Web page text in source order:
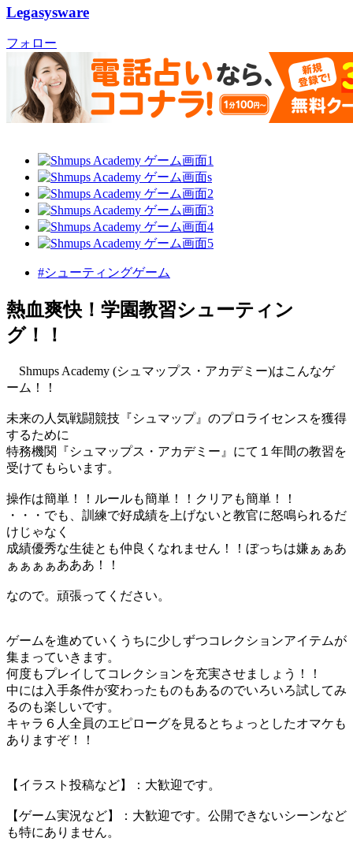
Legasysware
フォロー
#シューティングゲーム
熱血爽快！学園教習シューティン
グ！！
Shmups Academy (シュマップス・アカデミー)はこんなゲ
ーム！！
未来の人気戦闘競技『シュマップ』のプロライセンスを獲得
するために
特務機関『シュマップス・アカデミー』にて１年間の教習を
受けてもらいます。
操作は簡単！！ルールも簡単！！クリアも簡単！！
・・・でも、訓練で好成績を上げないと教官に怒鳴られるだ
けじゃなく
成績優秀な生徒とも仲良くなれません！！ぼっちは嫌ぁぁあ
ぁぁぁぁあああ！！
なので。頑張ってください。
ゲームを進めていくうちに少しずつコレクションアイテムが
集まっていきます。
何度もプレイしてコレクションを充実させましょう！！
中には入手条件が変わったものもあるのでいろいろ試してみ
るのも楽しいです。
キャラ６人全員のエピローグを見るとちょっとしたオマケも
ありますぞ！！
【イラスト投稿など】：大歓迎です。
【ゲーム実況など】：大歓迎です。公開できないシーンなど
も特にありません。